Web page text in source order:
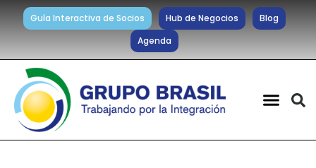
Guía Interactiva de Socios Hub de Negocios
Blog
Agenda